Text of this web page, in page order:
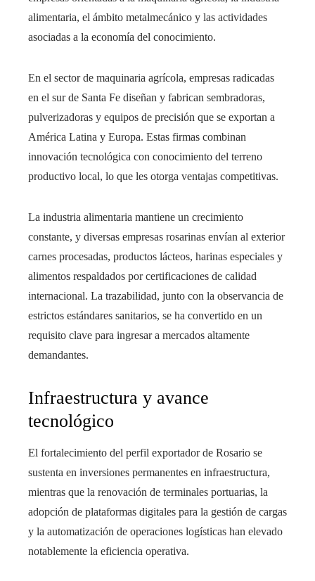
alimentaria, el ámbito metalmecánico y las actividades
asociadas a la economía del conocimiento.
En el sector de maquinaria agrícola, empresas radicadas
en el sur de Santa Fe diseñan y fabrican sembradoras,
pulverizadoras y equipos de precisión que se exportan a
América Latina y Europa. Estas firmas combinan
innovación tecnológica con conocimiento del terreno
productivo local, lo que les otorga ventajas competitivas.
La industria alimentaria mantiene un crecimiento
constante, y diversas empresas rosarinas envían al exterior
carnes procesadas, productos lácteos, harinas especiales y
alimentos respaldados por certificaciones de calidad
internacional. La trazabilidad, junto con la observancia de
estrictos estándares sanitarios, se ha convertido en un
requisito clave para ingresar a mercados altamente
demandantes.
Infraestructura y avance
tecnológico
El fortalecimiento del perfil exportador de Rosario se
sustenta en inversiones permanentes en infraestructura,
mientras que la renovación de terminales portuarias, la
adopción de plataformas digitales para la gestión de cargas
y la automatización de operaciones logísticas han elevado
notablemente la eficiencia operativa.